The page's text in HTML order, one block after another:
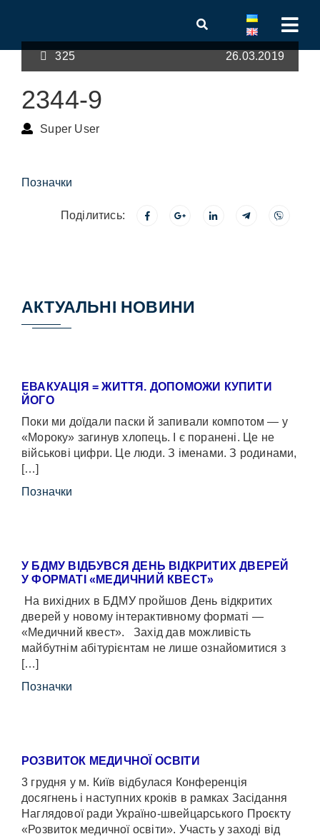
325 26.03.2019
2344-9
Super User
Позначки
Поділитись:
АКТУАЛЬНІ НОВИНИ
ЕВАКУАЦІЯ = ЖИТТЯ. ДОПОМОЖИ КУПИТИ
ЙОГО
Поки ми доїдали паски й запивали компотом — у
«Мороку» загинув хлопець. І є поранені. Це не
військові цифри. Це люди. З іменами. З родинами,
[…]
Позначки
У БДМУ ВІДБУВСЯ ДЕНЬ ВІДКРИТИХ ДВЕРЕЙ
У ФОРМАТІ «МЕДИЧНИЙ КВЕСТ»
На вихідних в БДМУ пройшов День відкритих
дверей у новому інтерактивному форматі —
«Медичний квест». Захід дав можливість
майбутнім абітурієнтам не лише ознайомитися з
[…]
Позначки
РОЗВИТОК МЕДИЧНОЇ ОСВІТИ
3 грудня у м. Київ відбулася Конференція
досягнень і наступних кроків в рамках Засідання
Наглядової ради Україно-швейцарського Проєкту
«Розвиток медичної освіти». Участь у заході від